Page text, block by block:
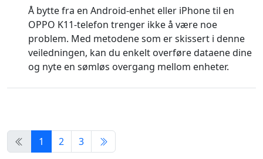
Å bytte fra en Android-enhet eller iPhone til en
OPPO K11-telefon trenger ikke å være noe
problem. Med metodene som er skissert i denne
veiledningen, kan du enkelt overføre dataene dine
og nyte en sømløs overgang mellom enheter.
1 2 3